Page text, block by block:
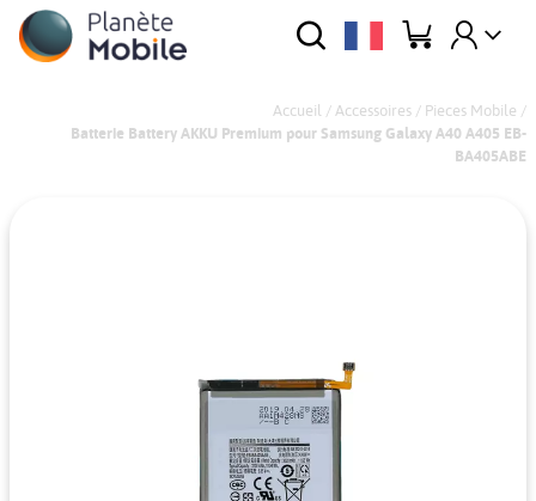
Accueil / Accessoires / Pieces Mobile /
Batterie Battery AKKU Premium pour Samsung Galaxy A40 A405 EB-
BA405ABE